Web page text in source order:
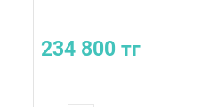
234 800 тг